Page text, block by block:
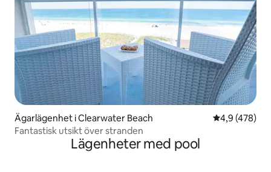
Ägarlägenhet i Clearwater Beach 4,9 av 5 i
4,9 (478)
Fantastisk utsikt över stranden
Lägenheter med pool